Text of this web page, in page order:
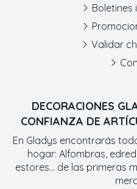
DECORACIONES
CONFIANZA DE
En Gladys encontrarás
hogar: Alfombras,
estores... de las primeras
Boletines
Validar